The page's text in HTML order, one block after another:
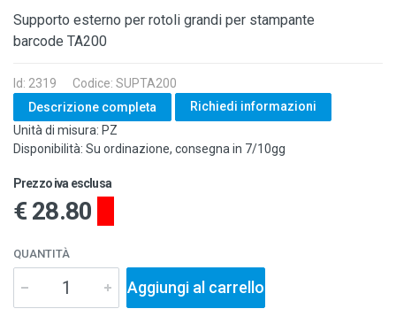
Supporto esterno per rotoli grandi per stampante
barcode TA200
Id: 2319
Codice: SUPTA200
Descrizione completa
Richiedi informazioni
Unità di misura: PZ
Disponibilità: Su ordinazione, consegna in 7/10gg
Prezzo iva esclusa
€ 28.80
QUANTITÀ
Aggiungi al carrello